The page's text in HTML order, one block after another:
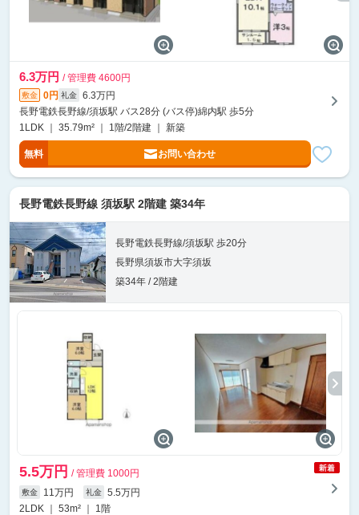
6.3万円 / 管理費 4600円
敷金 0円 礼金
6.3万円
長野電鉄長野線/須坂駅 バス28分 (バス停)綿内駅 歩5分
1LDK ｜ 35.79m² ｜ 1階/2階建 ｜ 新築
無料 お問い合わせ
長野電鉄長野線 須坂駅 2階建 築34年
長野電鉄長野線/須坂駅 歩20分
長野県須坂市大字須坂
築34年 / 2階建
5.5万円 / 管理費 1000円
敷金 11万円 礼金
5.5万円
2LDK ｜ 53m² ｜ 1階